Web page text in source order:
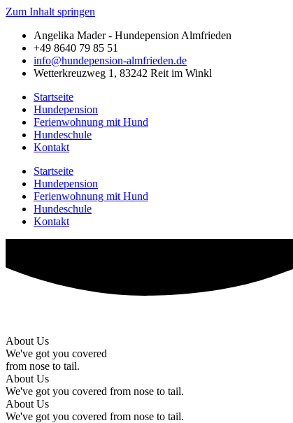
Zum Inhalt springen
Angelika Mader - Hundepension Almfrieden
+49 8640 79 85 51
info@hundepension-almfrieden.de
Wetterkreuzweg 1, 83242 Reit im Winkl
Startseite
Hundepension
Ferienwohnung mit Hund
Hundeschule
Kontakt
Startseite
Hundepension
Ferienwohnung mit Hund
Hundeschule
Kontakt
About Us
We've got you covered
from nose to tail.
About Us
We've got you covered from nose to tail.
About Us
We've got you covered from nose to tail.